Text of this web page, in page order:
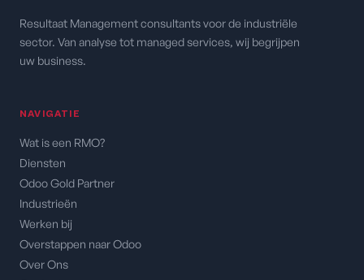
Resultaat Management consultants voor de industriële
sector. Van analyse tot managed services, wij begrijpen
uw business.
NAVIGATIE
Wat is een RMO?
Diensten
Odoo Gold Partner
Industrieën
Werken bij
Overstappen naar Odoo
Over Ons